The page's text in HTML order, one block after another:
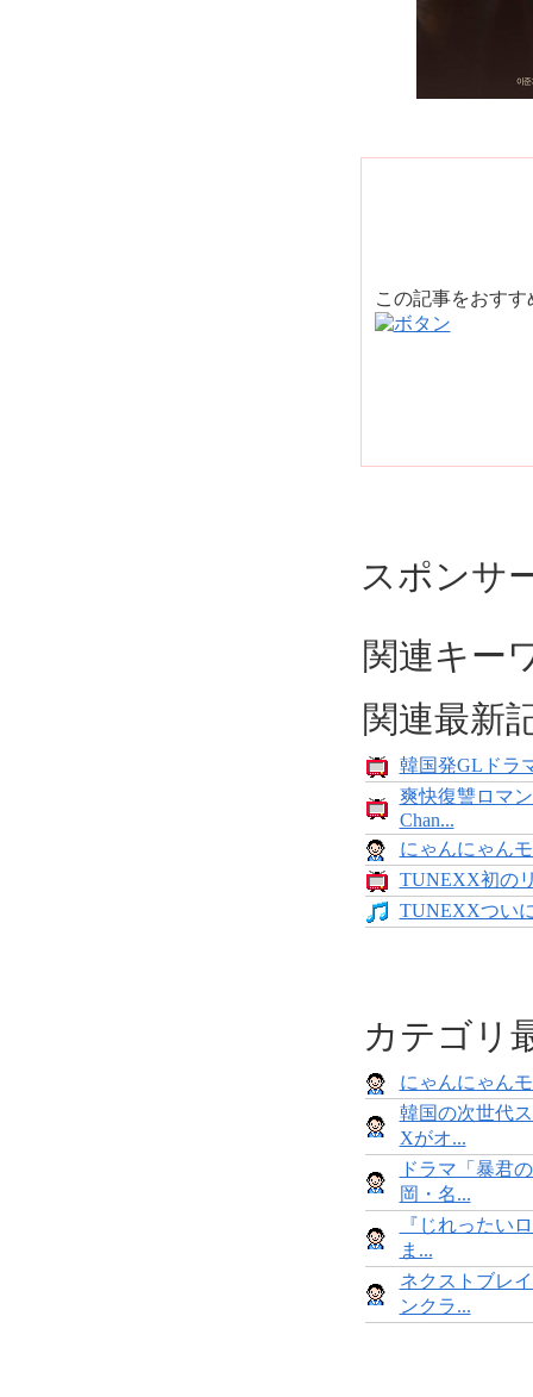
この記事をおす
スポンサ
関連キー
関連最新
韓国発GLドラ
爽快復讐ロマ
Chan...
にゃんにゃん
TUNEXX初の
TUNEXXつい
カテゴリ
にゃんにゃん
韓国の次世代
Xがオ...
ドラマ「暴君
岡・名...
『じれったい
ま...
ネクストブレ
ンクラ...